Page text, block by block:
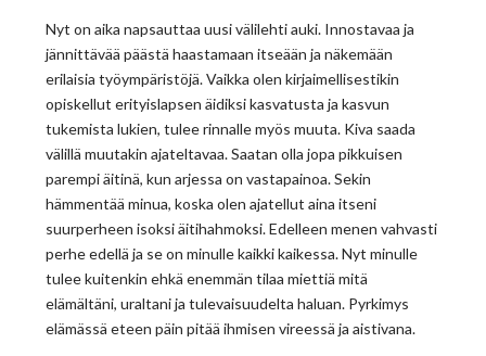
Nyt on aika napsauttaa uusi välilehti auki. Innostavaa ja
jännittävää päästä haastamaan itseään ja näkemään
erilaisia työympäristöjä. Vaikka olen kirjaimellisestikin
opiskellut erityislapsen äidiksi kasvatusta ja kasvun
tukemista lukien, tulee rinnalle myös muuta. Kiva saada
välillä muutakin ajateltavaa. Saatan olla jopa pikkuisen
parempi äitinä, kun arjessa on vastapainoa. Sekin
hämmentää minua, koska olen ajatellut aina itseni
suurperheen isoksi äitihahmoksi. Edelleen menen vahvasti
perhe edellä ja se on minulle kaikki kaikessa. Nyt minulle
tulee kuitenkin ehkä enemmän tilaa miettiä mitä
elämältäni, uraltani ja tulevaisuudelta haluan. Pyrkimys
elämässä eteen päin pitää ihmisen vireessä ja aistivana.